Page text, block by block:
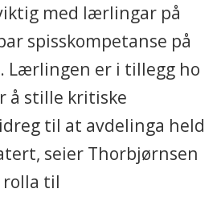
med lærlingar på
spisskompetanse på
Lærlingen er i tillegg ho
å stille kritiske
til at avdelinga held
seier Thorbjørnsen
til